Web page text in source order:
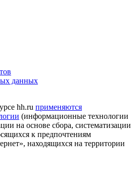
данных
hh.ru применяются
(информационные технологии
на основе сбора, систематизации
к предпочтениям
находящихся на территории